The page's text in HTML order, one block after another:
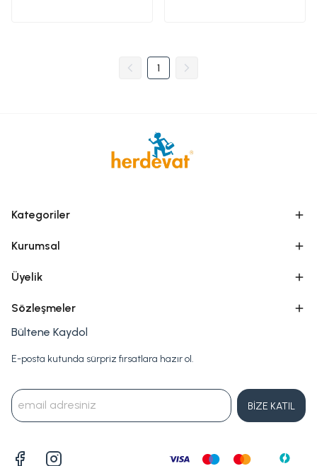
1
Kategoriler
Kurumsal
Üyelik
Sözleşmeler
Bültene Kaydol
E-posta kutunda sürpriz fırsatlara hazır ol.
BİZE KATIL